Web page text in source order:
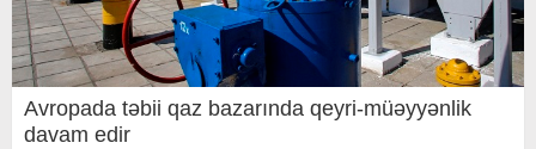
Avropada təbii qaz bazarında qeyri-müəyyənlik
davam edir